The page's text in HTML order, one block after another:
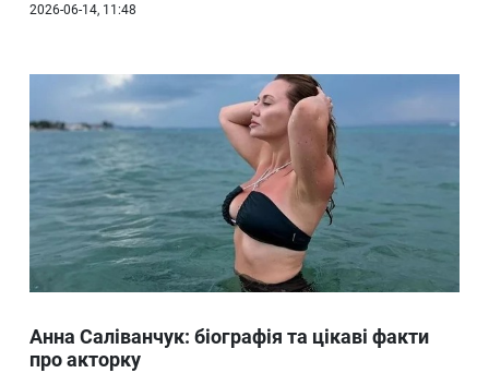
2026-06-14, 11:48
Анна Саліванчук: біографія та цікаві факти
про акторку